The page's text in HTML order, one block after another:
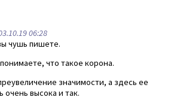
06:28
чушь пишете.
что такое корона.
значимости, а здесь ее
очень высока и так.